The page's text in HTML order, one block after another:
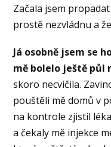
Začala jsem
prostě nezvládnu a
Já osobně jsem se
mě bolelo ještě půl
skoro necvičila.
pouštěli mě domů v
na kontrole zjistil
a čekaly mě injekce